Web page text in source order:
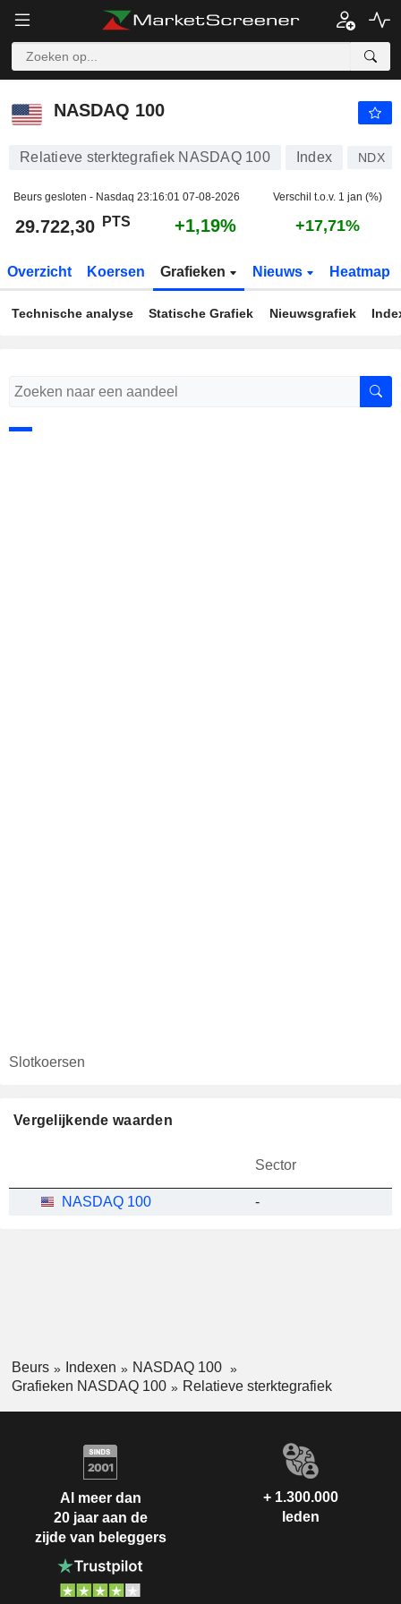
NASDAQ 100
NASDAQ 100
Relatieve sterktegrafiek NASDAQ 100 Index NDX
Beurs gesloten - Nasdaq 23:16:01 07-08-2026 Verschil t.o.v. 1 jan (%)
29.722,30 PTS +1,19% +17,71%
Overzicht Koersen Grafieken Nieuws Heatmap
Technische analyse Statische Grafiek Nieuwsgrafiek
Slotkoersen
Vergelijkende waarden
Sector
NASDAQ 100 -
Beurs Indexen
NASDAQ 100
Grafieken NASDAQ 100
Relatieve sterktegrafiek
Al meer dan
20 jaar aan de
zijde van beleggers
+ 1.300.000
leden